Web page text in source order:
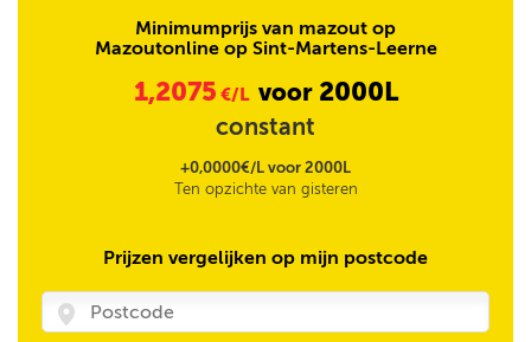
Minimumprijs van mazout op
Mazoutonline op Sint-Martens-Leerne
1,2075 €/L voor 2000L
constant
+0,0000€/L voor 2000L
Ten opzichte van gisteren
Prijzen vergelijken op mijn postcode